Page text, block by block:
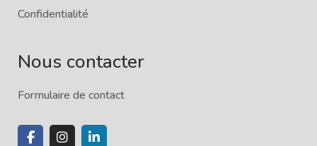
Confidentialité
Nous contacter
Formulaire de contact